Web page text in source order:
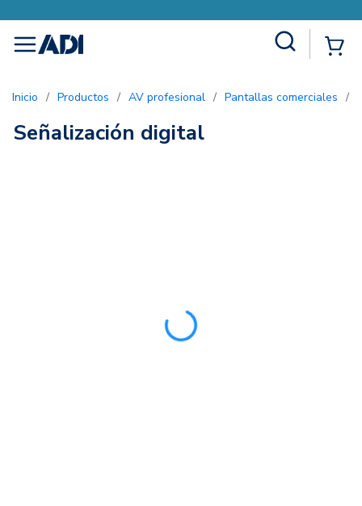
menu
Inicio / Productos / AV profesional / Pantallas comerciales /
Señalización digital